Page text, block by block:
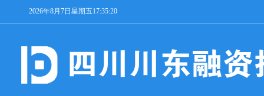
2026年8月7日星期五17:35:20